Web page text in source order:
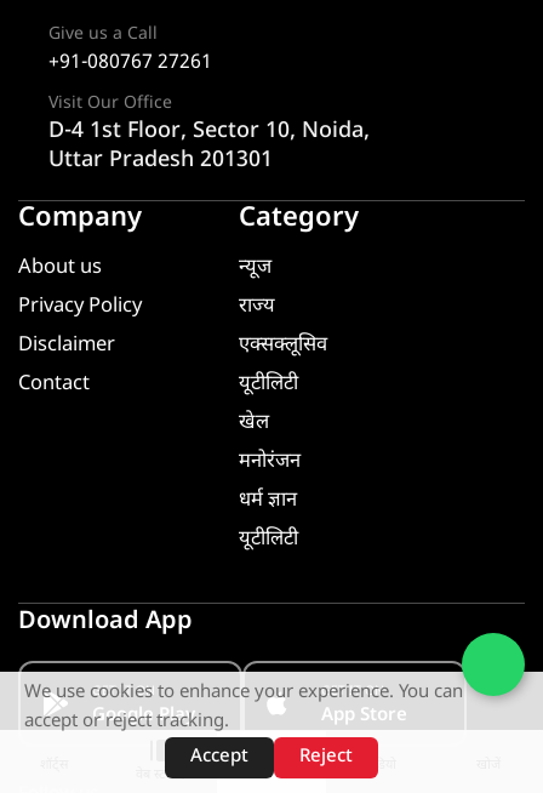
वेब स्टोरीज़
Give us a Call
+91-080767 27261
Visit Our Office
D-4 1st Floor, Sector 10, Noida,
Uttar Pradesh 201301
Company
About us
Privacy Policy
Disclaimer
Contact
Category
न्यूज
राज्य
एक्सक्लूसिव
यूटीलिटी
खेल
मनोरंजन
धर्म ज्ञान
यूटीलिटी
Download App
GET IT ON
Google Play
GET IT ON
App Store
We use cookies to enhance your experience. You can
accept or reject tracking.
Accept
Reject